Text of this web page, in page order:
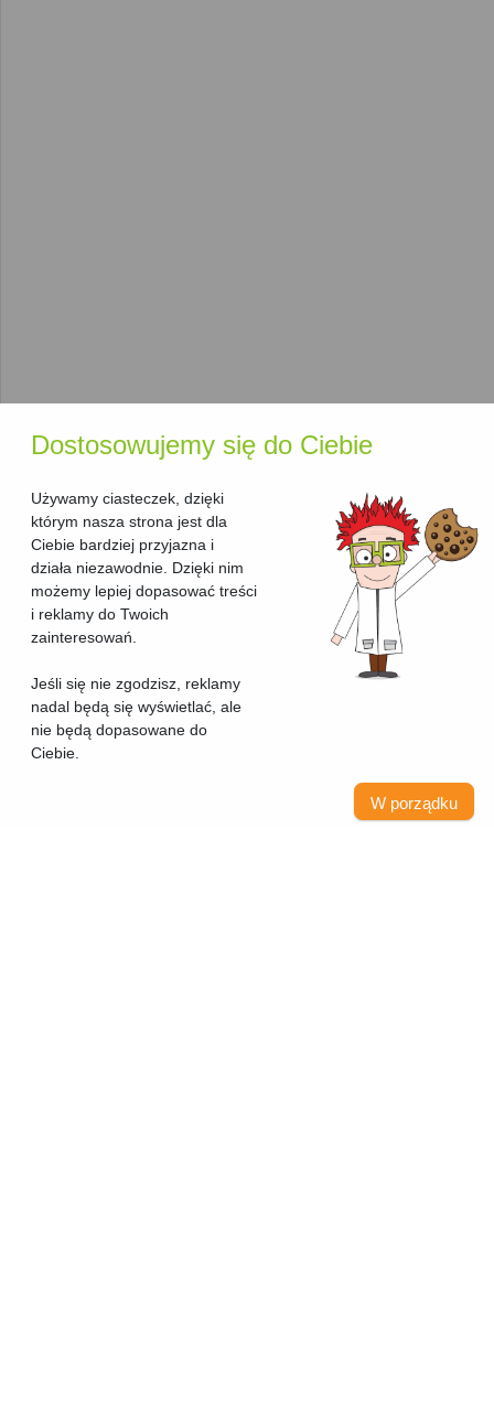
Dostosowujemy się do Ciebie
Używamy ciasteczek, dzięki
którym nasza strona jest dla
Ciebie bardziej przyjazna i
działa niezawodnie. Dzięki nim
możemy lepiej dopasować treści
i reklamy do Twoich
zainteresowań.
Jeśli się nie zgodzisz, reklamy
nadal będą się wyświetlać, ale
nie będą dopasowane do
Ciebie.
W porządku